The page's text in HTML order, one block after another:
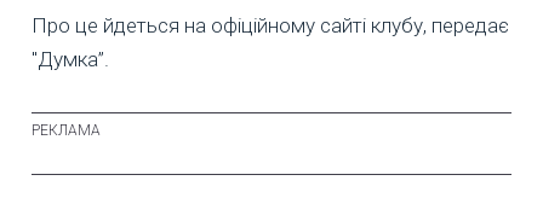
Про це йдеться на офіційному сайті клубу, передає
"Думка”.